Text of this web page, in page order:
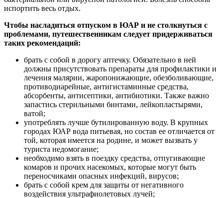
испортить весь отдых.
Чтобы насладиться отпуском в ЮАР и не столкнуться с
проблемами, путешественникам следует придерживаться
таких рекомендаций:
брать с собой в дорогу аптечку. Обязательно в ней
должны присутствовать препараты для профилактики и
лечения малярии, жаропонижающие, обезболивающие,
противодиарейные, антигистаминные средства,
абсорбенты, антисептики, антибиотики. Также важно
запастись стерильными бинтами, лейкопластырями,
ватой;
употреблять лучше бутилированную воду. В крупных
городах ЮАР вода питьевая, но состав ее отличается от
той, которая имеется на родине, и может вызвать у
туриста недомогание;
необходимо взять в поездку средства, отпугивающие
комаров и прочих насекомых, которые могут быть
переносчиками опасных инфекций, вирусов;
брать с собой крем для защиты от негативного
воздействия ультрафиолетовых лучей;